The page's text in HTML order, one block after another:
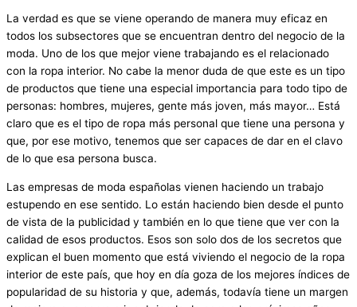
La verdad es que se viene operando de manera muy eficaz en
todos los subsectores que se encuentran dentro del negocio de la
moda. Uno de los que mejor viene trabajando es el relacionado
con la ropa interior. No cabe la menor duda de que este es un tipo
de productos que tiene una especial importancia para todo tipo de
personas: hombres, mujeres, gente más joven, más mayor… Está
claro que es el tipo de ropa más personal que tiene una persona y
que, por ese motivo, tenemos que ser capaces de dar en el clavo
de lo que esa persona busca.
Las empresas de moda españolas vienen haciendo un trabajo
estupendo en ese sentido. Lo están haciendo bien desde el punto
de vista de la publicidad y también en lo que tiene que ver con la
calidad de esos productos. Esos son solo dos de los secretos que
explican el buen momento que está viviendo el negocio de la ropa
interior de este país, que hoy en día goza de los mejores índices de
popularidad de su historia y que, además, todavía tiene un margen